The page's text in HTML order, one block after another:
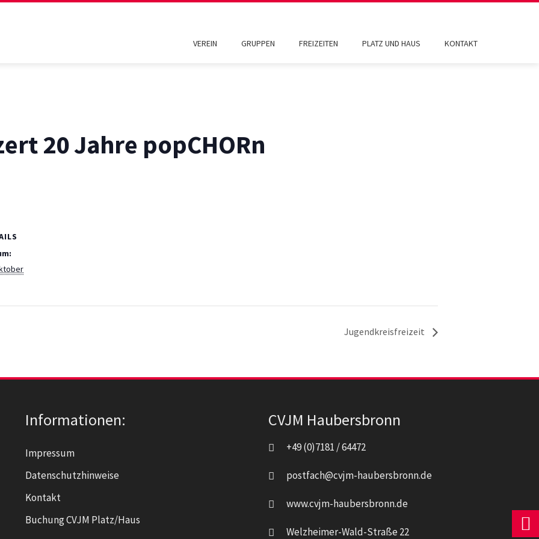
VEREIN GRUPPEN FREIZEITEN PLATZ UND HAUS KONTAKT
20 Jahre popCHORn
Jugendkreisfreizeit
Informationen:
Impressum
Datenschutzhinweise
Kontakt
Buchung CVJM Platz/Haus
CVJM Haubersbronn
+49 (0)7181 / 64472
postfach@cvjm-haubersbronn.de
www.cvjm-haubersbronn.de
Welzheimer-Wald-Straße 22